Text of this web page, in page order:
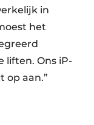
in
het
liften. Ons iP-
op aan.”